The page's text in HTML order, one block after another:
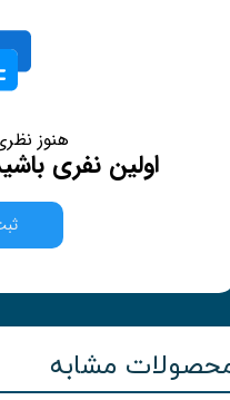
هنوز
اولین نفری
مشابه